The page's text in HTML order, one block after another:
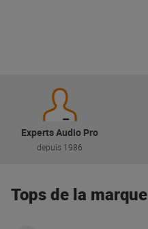
Experts Audio Pro
depuis 1986
Tops de la marque